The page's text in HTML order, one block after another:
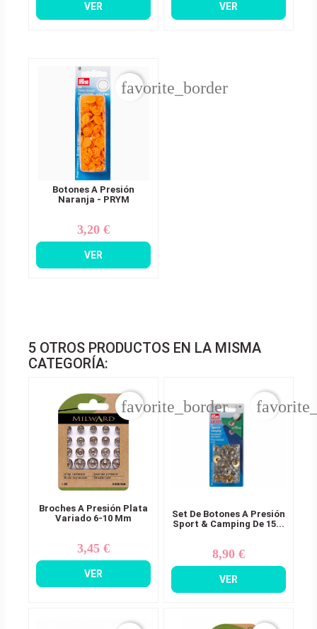
VER VER
Botones A Presión
Naranja - PRYM
Precio
3,20 €
VER
favorite_border
5 OTROS PRODUCTOS EN LA MISMA
CATEGORÍA:
Broches A Presión Plata
Variado 6-10 Mm
Precio
3,45 €
VER
favorite_border
Set De Botones A Presión
Sport & Camping De 15...
Precio
8,90 €
VER